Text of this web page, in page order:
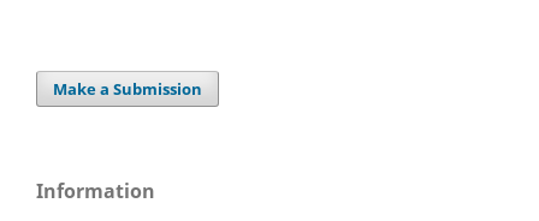
Make a Submission
Information